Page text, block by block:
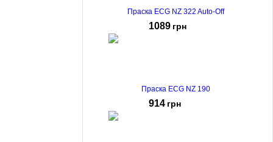
Праска ECG NZ 322 Auto-Off
1089 грн
Праска ECG NZ 190
914 грн